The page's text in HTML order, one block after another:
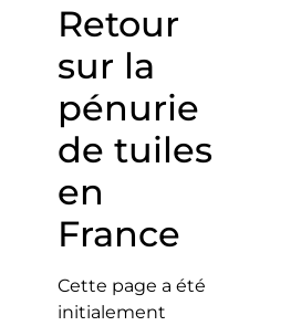
Retour
sur la
pénurie
de tuiles
en
France
Cette page a été
initialement